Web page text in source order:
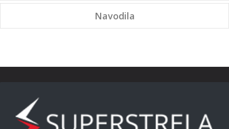
Navodila